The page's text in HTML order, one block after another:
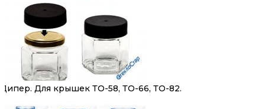
Дипер. Для крышек ТО-58, ТО-66, ТО-82.